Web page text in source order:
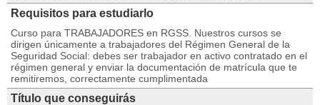
Requisitos para estudiarlo
Curso para TRABAJADORES en RGSS. Nuestros cursos se
dirigen únicamente a trabajadores del Régimen General de la
Seguridad Social: debes ser trabajador en activo contratado en el
régimen general y enviar la documentación de matrícula que te
remitiremos, correctamente cumplimentada
Título que conseguirás